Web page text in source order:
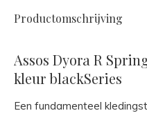
Productomschrijving
Assos Dyora R
kleur blackSeries
Een fundamenteel